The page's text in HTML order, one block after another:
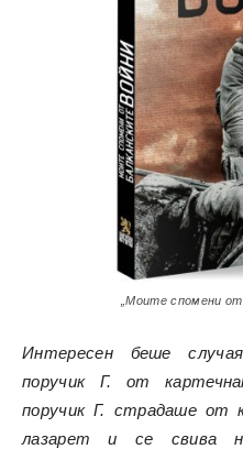
„Моите спомени от
Интересен беше
поручик Г. от
поручик Г. страдаше от
лазарет и се свива